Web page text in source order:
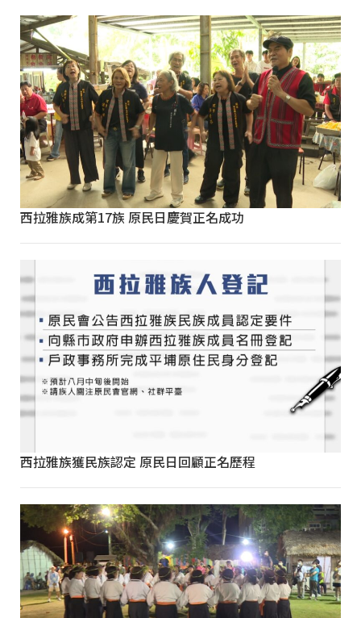
西拉雅族成第17族 原民日慶賀正名成功
西拉雅族獲民族認定 原民日回顧正名歷程